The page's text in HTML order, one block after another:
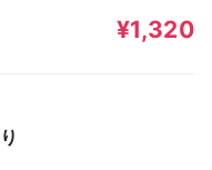
¥1,320